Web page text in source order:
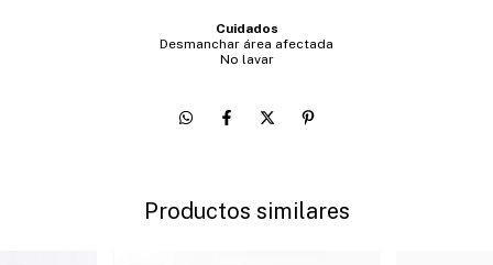
Cuidados
Desmanchar área afectada
No lavar
Productos similares